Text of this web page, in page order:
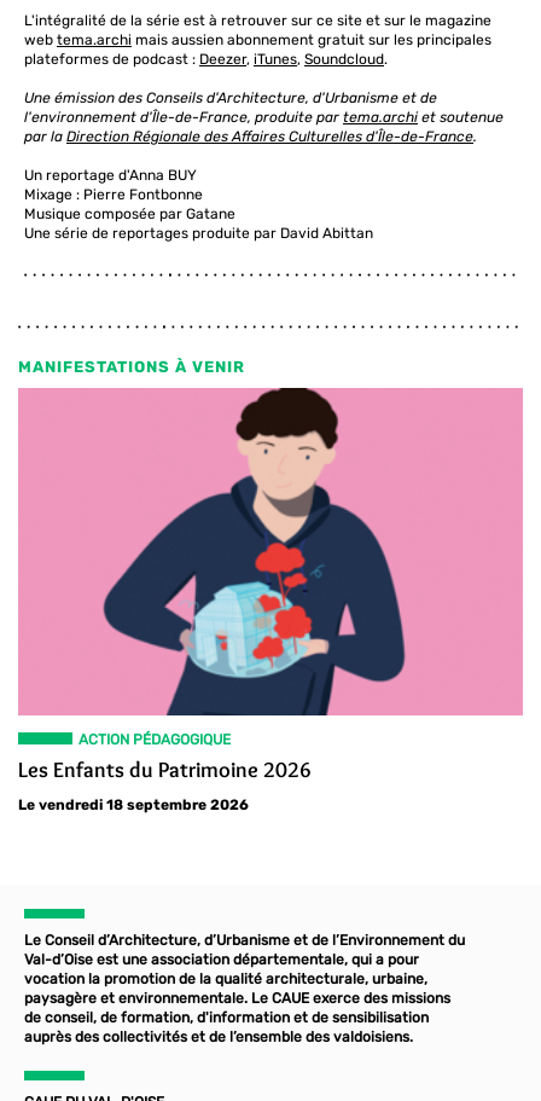
L'intégralité de la série est à retrouver sur ce site et sur le magazine
web tema.archi mais aussien abonnement gratuit sur les principales
plateformes de podcast : Deezer, iTunes, Soundcloud.
Une émission des Conseils d'Architecture, d'Urbanisme et de
l'environnement d'Île-de-France, produite par tema.archi et soutenue
par la Direction Régionale des Affaires Culturelles d'Île-de-France.
Un reportage d'Anna BUY
Mixage : Pierre Fontbonne
Musique composée par Gatane
Une série de reportages produite par David Abittan
MANIFESTATIONS À VENIR
ACTION PÉDAGOGIQUE
Les Enfants du Patrimoine 2026
Le vendredi 18 septembre 2026
Le Conseil d’Architecture, d’Urbanisme et de l’Environnement du
Val-d’Oise est une association départementale, qui a pour
vocation la promotion de la qualité architecturale, urbaine,
paysagère et environnementale. Le CAUE exerce des missions
de conseil, de formation, d'information et de sensibilisation
auprès des collectivités et de l’ensemble des valdoisiens.